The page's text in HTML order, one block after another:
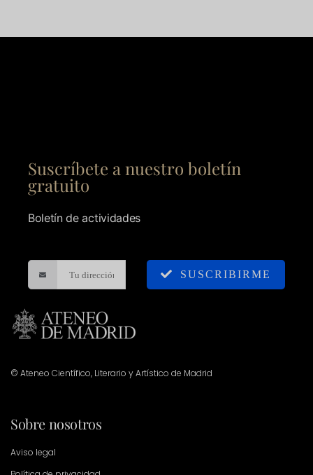
Suscríbete a nuestro boletín
gratuito
Boletín de actividades
SUSCRIBIRME
© Ateneo Científico, Literario y Artístico de Madrid
Sobre nosotros
Aviso legal